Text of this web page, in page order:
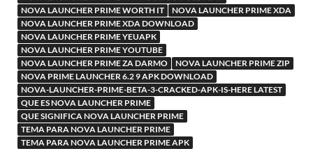
NOVA LAUNCHER PRIME WORTH IT
NOVA LAUNCHER PRIME XDA
NOVA LAUNCHER PRIME XDA DOWNLOAD
NOVA LAUNCHER PRIME YEUAPK
NOVA LAUNCHER PRIME YOUTUBE
NOVA LAUNCHER PRIME ZA DARMO
NOVA LAUNCHER PRIME ZIP
NOVA PRIME LAUNCHER 6.2 9 APK DOWNLOAD
NOVA-LAUNCHER-PRIME-BETA-3-CRACKED-APK-IS-HERE LATEST
QUE ES NOVA LAUNCHER PRIME
QUE SIGNIFICA NOVA LAUNCHER PRIME
TEMA PARA NOVA LAUNCHER PRIME
TEMA PARA NOVA LAUNCHER PRIME APK